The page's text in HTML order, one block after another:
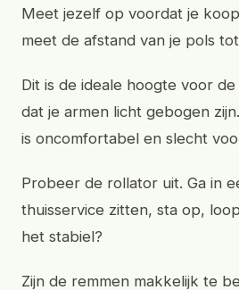
Meet jezelf op voordat je
meet de afstand van je pols
Dit is de ideale hoogte voor
dat je armen licht gebogen
is oncomfortabel en slecht
Probeer de rollator uit. Ga in
thuisservice zitten, sta op,
het stabiel?
Zijn de remmen makkelijk te